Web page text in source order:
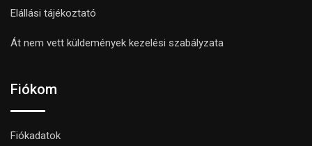
Elállási tájékoztató
Át nem vett küldemények kezelési szabályzata
Fiókom
Fiókadatok